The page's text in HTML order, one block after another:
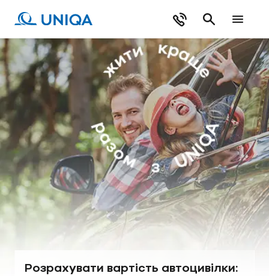
Розрахувати вартість автоцивілки: